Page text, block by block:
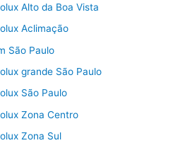
Alto da Boa Vista
Aclimação
São Paulo
grande São Paulo
São Paulo
Zona Centro
Zona Sul